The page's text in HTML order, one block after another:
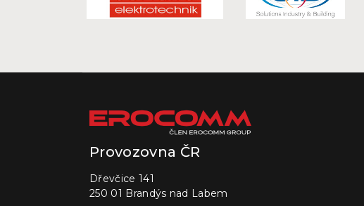
Provozovna ČR
Dřevčice 141
250 01 Brandýs nad Labem